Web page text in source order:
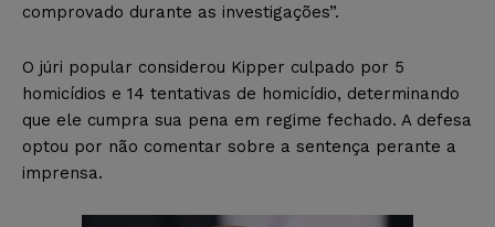
comprovado durante as investigações”.
O júri popular considerou Kipper culpado por 5
homicídios e 14 tentativas de homicídio, determinando
que ele cumpra sua pena em regime fechado. A defesa
optou por não comentar sobre a sentença perante a
imprensa.